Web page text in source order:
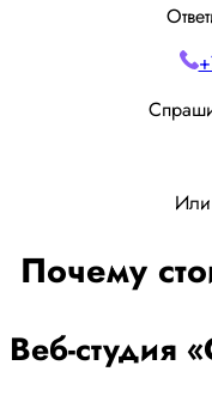
Почему
Веб-студия